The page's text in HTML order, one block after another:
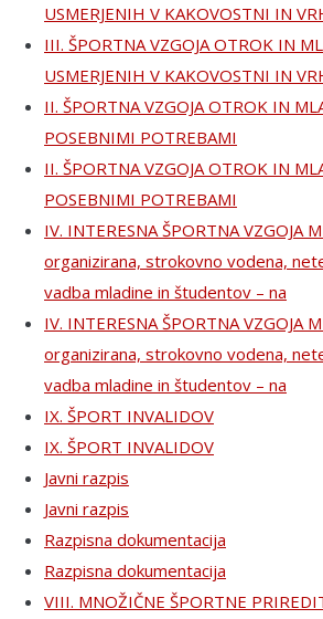
USMERJENIH V KAKOVOSTNI IN
III. ŠPORTNA VZGOJA OTROK IN
USMERJENIH V KAKOVOSTNI IN
II. ŠPORTNA VZGOJA OTROK IN
POSEBNIMI POTREBAMI
II. ŠPORTNA VZGOJA OTROK IN
POSEBNIMI POTREBAMI
IV. INTERESNA ŠPORTNA VZGOJA
organizirana, strokovno vodena,
vadba mladine in študentov – na
IV. INTERESNA ŠPORTNA VZGOJA
organizirana, strokovno vodena,
vadba mladine in študentov – na
IX. ŠPORT INVALIDOV
IX. ŠPORT INVALIDOV
Javni razpis
Javni razpis
Razpisna dokumentacija
Razpisna dokumentacija
VIII. MNOŽIČNE ŠPORTNE